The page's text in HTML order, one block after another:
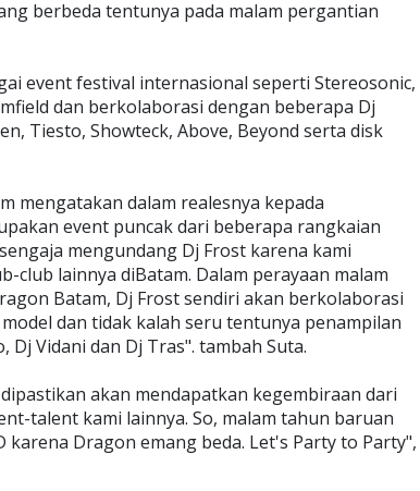
berbeda tentunya pada malam pergantian
event festival internasional seperti Stereosonic,
dan berkolaborasi dengan beberapa Dj
Tiesto, Showteck, Above, Beyond serta disk
mengatakan dalam realesnya kepada
event puncak dari beberapa rangkaian
mengundang Dj Frost karena kami
club lainnya diBatam. Dalam perayaan malam
Batam, Dj Frost sendiri akan berkolaborasi
dan tidak kalah seru tentunya penampilan
Dj Vidani dan Dj Tras". tambah Suta.
akan mendapatkan kegembiraan dari
talent kami lainnya. So, malam tahun baruan
karena Dragon emang beda. Let's Party to Party",